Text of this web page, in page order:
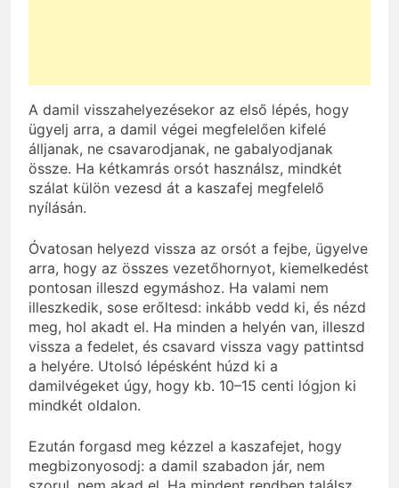
A damil visszahelyezésekor az első lépés, hogy
ügyelj arra, a damil végei megfelelően kifelé
álljanak, ne csavarodjanak, ne gabalyodjanak
össze. Ha kétkamrás orsót használsz, mindkét
szálat külön vezesd át a kaszafej megfelelő
nyílásán.
Óvatosan helyezd vissza az orsót a fejbe, ügyelve
arra, hogy az összes vezetőhornyot, kiemelkedést
pontosan illeszd egymáshoz. Ha valami nem
illeszkedik, sose erőltesd: inkább vedd ki, és nézd
meg, hol akadt el. Ha minden a helyén van, illeszd
vissza a fedelet, és csavard vissza vagy pattintsd
a helyére. Utolsó lépésként húzd ki a
damilvégeket úgy, hogy kb. 10–15 centi lógjon ki
mindkét oldalon.
Ezután forgasd meg kézzel a kaszafejet, hogy
megbizonyosodj: a damil szabadon jár, nem